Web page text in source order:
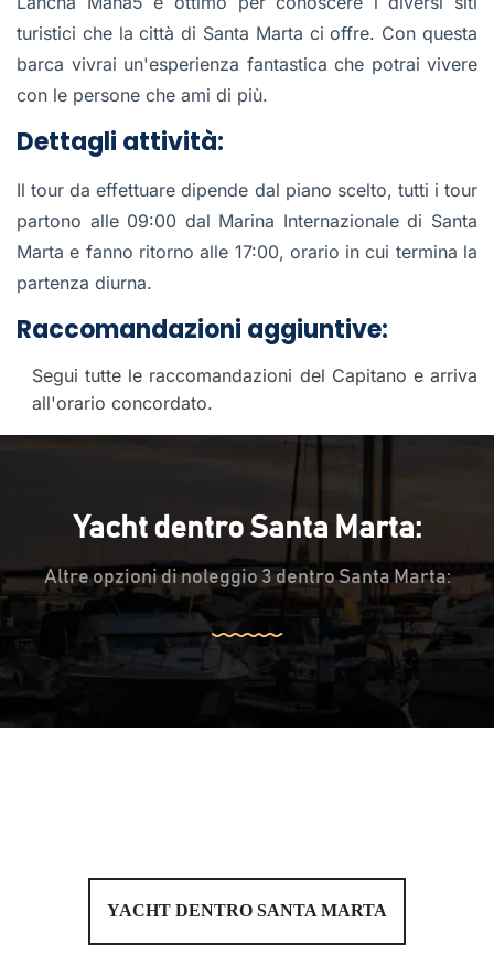
turistici che la città di Santa Marta ci offre. Con questa
barca vivrai un'esperienza fantastica che potrai vivere
con le persone che ami di più.
Dettagli attività:
Il tour da effettuare dipende dal piano scelto, tutti i tour
partono alle 09:00 dal Marina Internazionale di Santa
Marta e fanno ritorno alle 17:00, orario in cui termina la
partenza diurna.
Raccomandazioni aggiuntive:
Segui tutte le raccomandazioni del Capitano e arriva
all'orario concordato.
Yacht dentro Santa Marta:
Altre opzioni di noleggio 3 dentro Santa Marta:
YACHT DENTRO SANTA MARTA